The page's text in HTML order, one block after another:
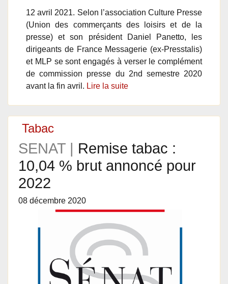
12 avril 2021. Selon l’association Culture Presse
(Union des commerçants des loisirs et de la
presse) et son président Daniel Panetto, les
dirigeants de France Messagerie (ex-Presstalis)
et MLP se sont engagés à verser le complément
de commission presse du 2nd semestre 2020
avant la fin avril. Lire la suite
Tabac
SENAT | Remise tabac :
10,04 % brut annoncé pour
2022
08 décembre 2020